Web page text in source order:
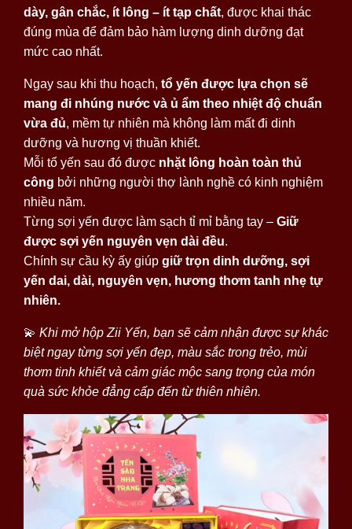
dày, gân chắc, ít lông – ít tạp chất, được khai thác
đúng mùa để đảm bảo hàm lượng dinh dưỡng đạt
mức cao nhất.
Ngay sau khi thu hoạch, tổ yến được lựa chọn sẽ
mang đi nhúng nước và ủ ẩm theo nhiệt độ chuẩn
vừa đủ, mềm tự nhiên mà không làm mất đi dinh
dưỡng và hương vị thuần khiết.
Mỗi tổ yến sau đó được nhặt lông hoàn toàn thủ
công bởi những người thợ lành nghề có kinh nghiệm
nhiều năm.
Từng sợi yến được làm sạch tỉ mỉ bằng tay – Giữ
được sợi yến nguyên vẹn dài đều.
Chính sự cầu kỳ ấy giúp giữ trọn dinh dưỡng, sợi
yến dai, dài, nguyên vẹn, hương thơm tanh nhẹ tự
nhiên.
💫 Khi mở hộp Zii Yến, bạn sẽ cảm nhận được sự khác
biệt ngay từng sợi yến đẹp, màu sắc trong trẻo, mùi
thơm tinh khiết và cảm giác mộc sang trọng của món
quà sức khỏe đẳng cấp đến từ thiên nhiên.